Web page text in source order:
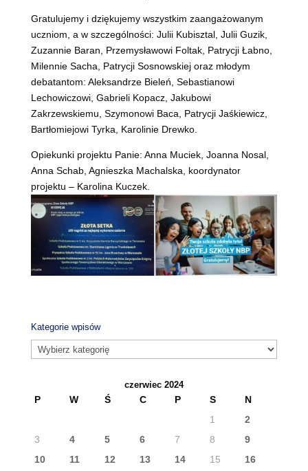
Gratulujemy i dziękujemy wszystkim zaangażowanym
uczniom, a w szczególności: Julii Kubisztal, Julii Guzik,
Zuzannie Baran, Przemysławowi Foltak, Patrycji Łabno,
Milennie Sacha, Patrycji Sosnowskiej oraz młodym
debatantom: Aleksandrze Bieleń, Sebastianowi
Lechowiczowi, Gabrieli Kopacz, Jakubowi
Zakrzewskiemu, Szymonowi Baca, Patrycji Jaśkiewicz,
Bartłomiejowi Tyrka, Karolinie Drewko.
Opiekunki projektu Panie: Anna Muciek, Joanna Nosal,
Anna Schab, Agnieszka Machalska, koordynator
projektu – Karolina Kuczek.
Kategorie wpisów
Kategorie
wpisów
czerwiec 2024
P W Ś C P S
N
1
2
3
4 5 6 7 8
9
10
11 12 13 14 15
16